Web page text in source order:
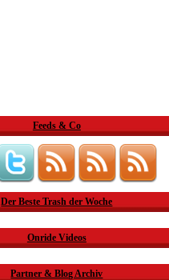
Feeds & Co
Der Beste Trash der Woche
Onride Videos
Partner & Blog Archiv